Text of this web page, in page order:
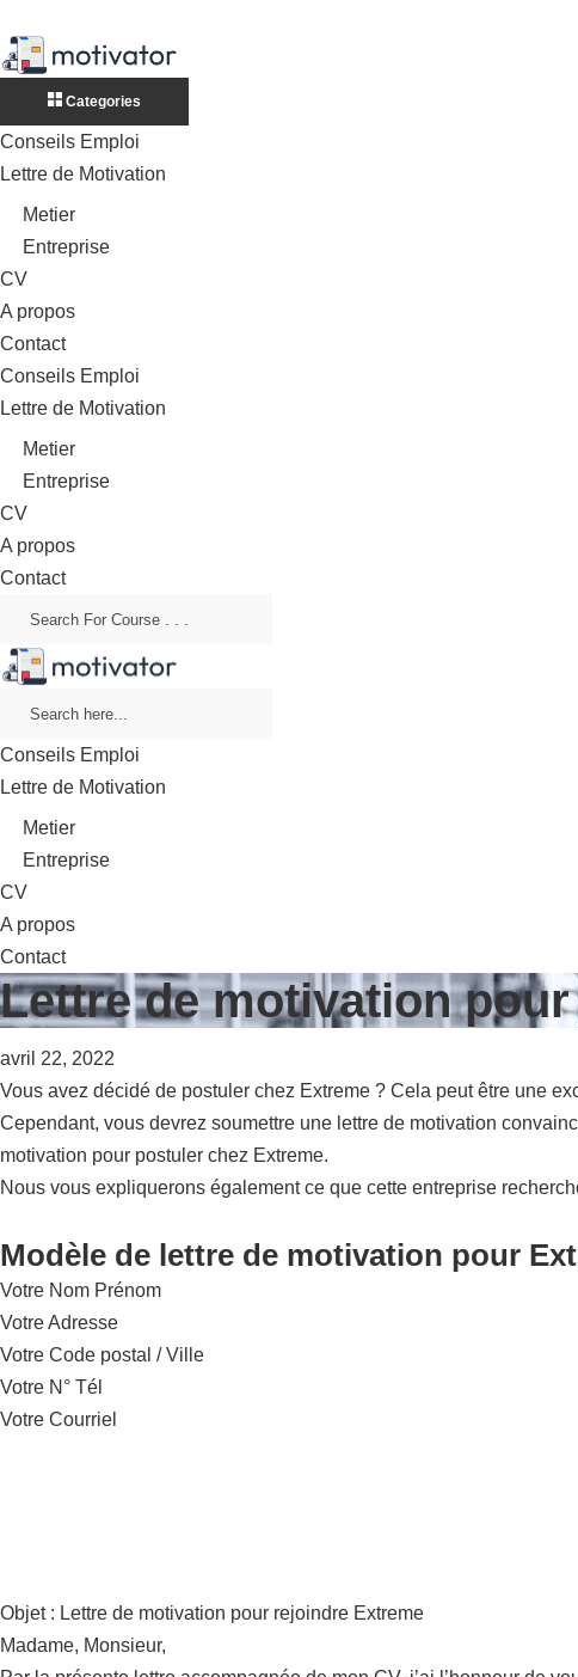
Categories
Conseils Emploi
Lettre de Motivation
Metier
Entreprise
CV
A propos
Contact
Conseils Emploi
Lettre de Motivation
Metier
Entreprise
CV
A propos
Contact
Conseils Emploi
Lettre de Motivation
Metier
Entreprise
CV
A propos
Contact
Lettre de motivation
avril 22, 2022
Vous avez décidé de postuler chez Extreme ? Cela peut être une
Cependant, vous devrez soumettre une lettre de motivation
motivation pour postuler chez Extreme.
Nous vous expliquerons également ce que cette entreprise
Modèle de lettre de motivation pour
Votre Nom Prénom
Votre Adresse
Votre Code postal / Ville
Votre N° Tél
Votre Courriel
Objet : Lettre de motivation pour rejoindre Extreme
Madame, Monsieur,